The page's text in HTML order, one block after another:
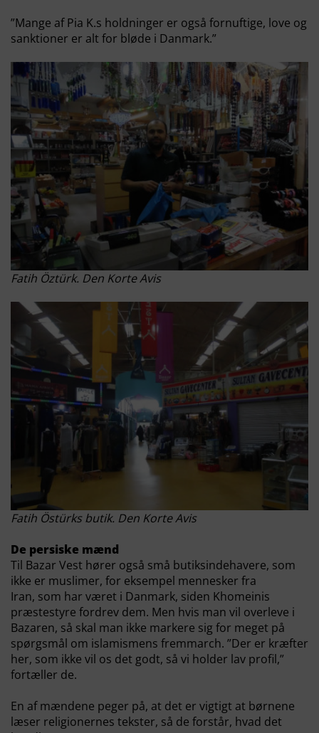
”Mange af Pia K.s holdninger er også fornuftige, love og
sanktioner er alt for bløde i Danmark.”
Fatih Öztürk. Den Korte Avis
Fatih Östürks butik. Den Korte Avis
De persiske mænd
Til Bazar Vest hører også små butiksindehavere, som
ikke er muslimer, for eksempel mennesker fra
Iran, som har været i Danmark, siden Khomeinis
præstestyre fordrev dem. Men hvis man vil overleve i
Bazaren, så skal man ikke markere sig for meget på
spørgsmål om islamismens fremmarch. ”Der er kræfter
her, som ikke vil os det godt, så vi holder lav profil,”
fortæller de.
En af mændene peger på, at det er vigtigt at børnene
læser religionernes tekster, så de forstår, hvad det